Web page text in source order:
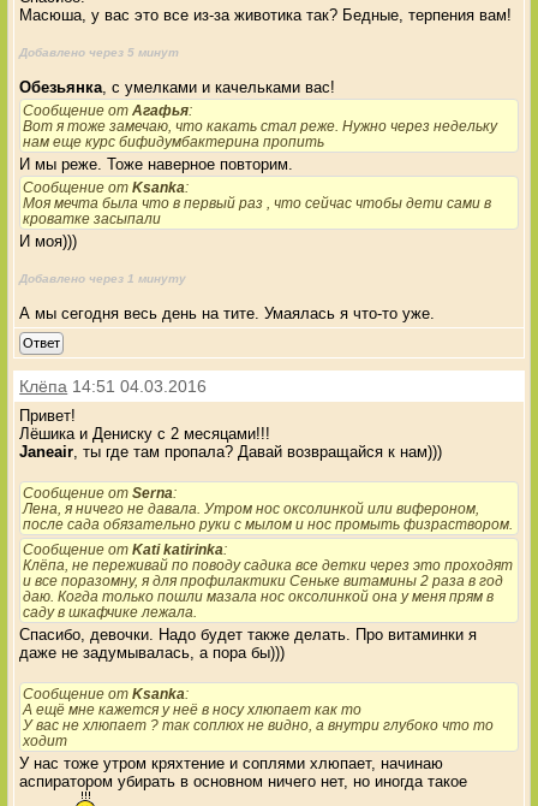
Масюша, у вас это все из-за животика так? Бедные, терпения вам!
Добавлено через 5 минут
Обезьянка , с умелками и качельками вас!
Сообщение от Агафья:
Вот я тоже замечаю, что какать стал реже. Нужно через недельку
нам еще курс бифидумбактерина пропить
И мы реже. Тоже наверное повторим.
Сообщение отKsanka:
Моя мечта была что в первый раз , что сейчас чтобы дети сами в
кроватке засыпали
И моя)))
Добавлено через 1 минуту
А мы сегодня весь день на тите. Умаялась я что-то уже.
Ответ
Клёпа 14:51 04.03.2016
Привет!
Лёшика и Дениску с 2 месяцами!!!
Janeair , ты где там пропала? Давай возвращайся к нам)))
Сообщение отSerna:
Лена, я ничего не давала. Утром нос оксолинкой или вифероном,
после сада обязательно руки с мылом и нос промыть физраствором.
Сообщение отKati katirinka:
Клёпа, не переживай по поводу садика все детки через это проходят
и все поразомну, я для профилактики Сеньке витамины 2 раза в год
даю. Когда только пошли мазала нос оксолинкой она у меня прям в
саду в шкафчике лежала.
Спасибо, девочки. Надо будет также делать. Про витаминки я
даже не задумывалась, а пора бы)))
Сообщение отKsanka:
А ещё мне кажется у неё в носу хлюпает как то
У вас не хлюпает ? так соплюх не видно, а внутри глубоко что то
ходит
У нас тоже утром кряхтение и соплями хлюпает, начинаю
аспиратором убирать в основном ничего нет, но иногда такое